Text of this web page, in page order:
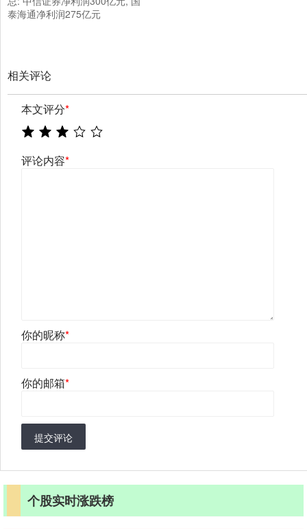
泰海通净利润275亿元
相关评论
本文评分*
评论内容*
你的昵称*
你的邮箱*
提交评论
个股实时涨跌榜